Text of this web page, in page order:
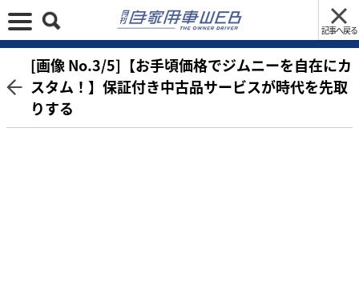
記事へ戻る
[画像 No.3/5]【お手頃価格でジムニーを自在にカ
スタム！】保証付き中古品サービスが時代を先取
りする